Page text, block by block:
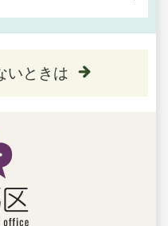
いときは